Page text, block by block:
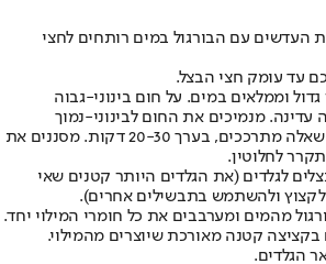
העדשים עם הבורגול במים רותחים לחצי
עד עומק חצי הבצל.
וממלאים במים. על חום בינוני-גבוה
מנמיכים את החום לבינוני-נמוך
ומבשלים את הבצלים עד שאלה מתרככים, בערך 20-30 דקות. מסננים את
לחלוטין.
לגלדים (את הגלדים היותר קטנים שאי
ולהשתמש בתבשילים אחרים).
מהמים ומערבבים את כל חומרי המילוי יחד.
בקציצה קטנה מאורכת שיוצרים מהמילוי.
הגלדים.